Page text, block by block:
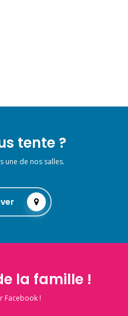
tente ?
une de nos salles.
la famille !
Facebook !